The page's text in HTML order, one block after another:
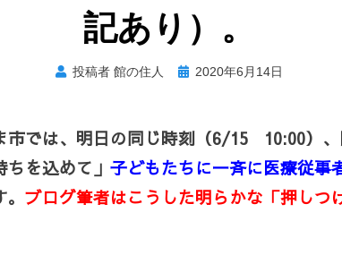
記あり）。
投稿者 館の住人
投 2020年6月14日
では、明日の同じ時刻（6/15 10:00）
を込めて」 子どもたちに一斉に医療従事
ブログ筆者はこうした明らかな「押しつ